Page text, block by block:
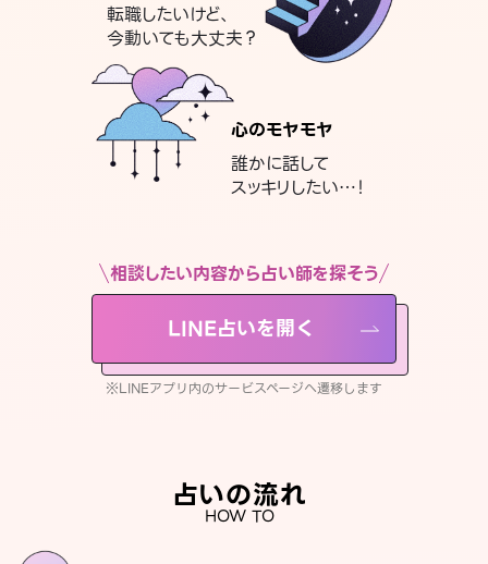
転職したいけど、
今動いても大丈夫？
心のモヤモヤ
誰かに話して
スッキリしたい…！
相談したい内容から占い師を探そう
LINE占いを開く
※LINEアプリ内のサービスページへ遷移します
占いの流れ
HOW TO